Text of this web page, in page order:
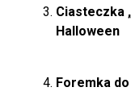
Ciasteczka
Halloween
Foremka